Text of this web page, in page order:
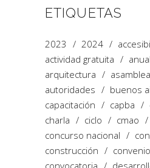
ETIQUETAS
2023 2024
actividad gratuita
anual
arquitectura
asamblea
autoridades
buenos
capacitación
capba
charla
ciclo cmao
concurso nacional
construcción
convenio
convocatoria